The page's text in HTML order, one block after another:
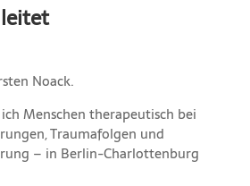
Noack.
Menschen therapeutisch bei
Traumafolgen und
– in Berlin-Charlottenburg